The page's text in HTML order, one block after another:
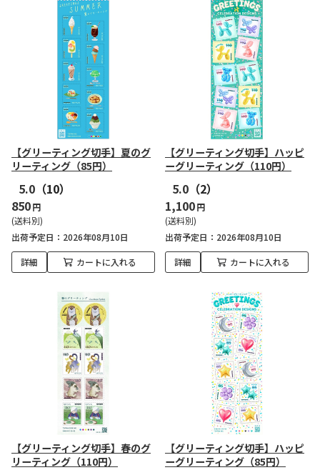
【グリーティング切手】夏のグ
リーティング（85円）
5.0 （10）
850円
(送料別)
出荷予定日
2026年08月10日
詳細 カートに入れる
【グリーティング切手】ハッピ
ーグリーティング（110円）
5.0 （2）
1,100円
(送料別)
出荷予定日
2026年08月10日
詳細 カートに入れる
【グリーティング切手】春のグ
リーティング（110円）
【グリーティング切手】ハッピ
ーグリーティング（85円）